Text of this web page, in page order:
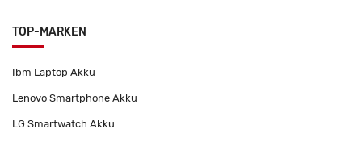
TOP-MARKEN
Ibm Laptop Akku
Lenovo Smartphone Akku
LG Smartwatch Akku